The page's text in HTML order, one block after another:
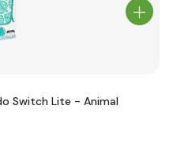
Switch Lite - Animal